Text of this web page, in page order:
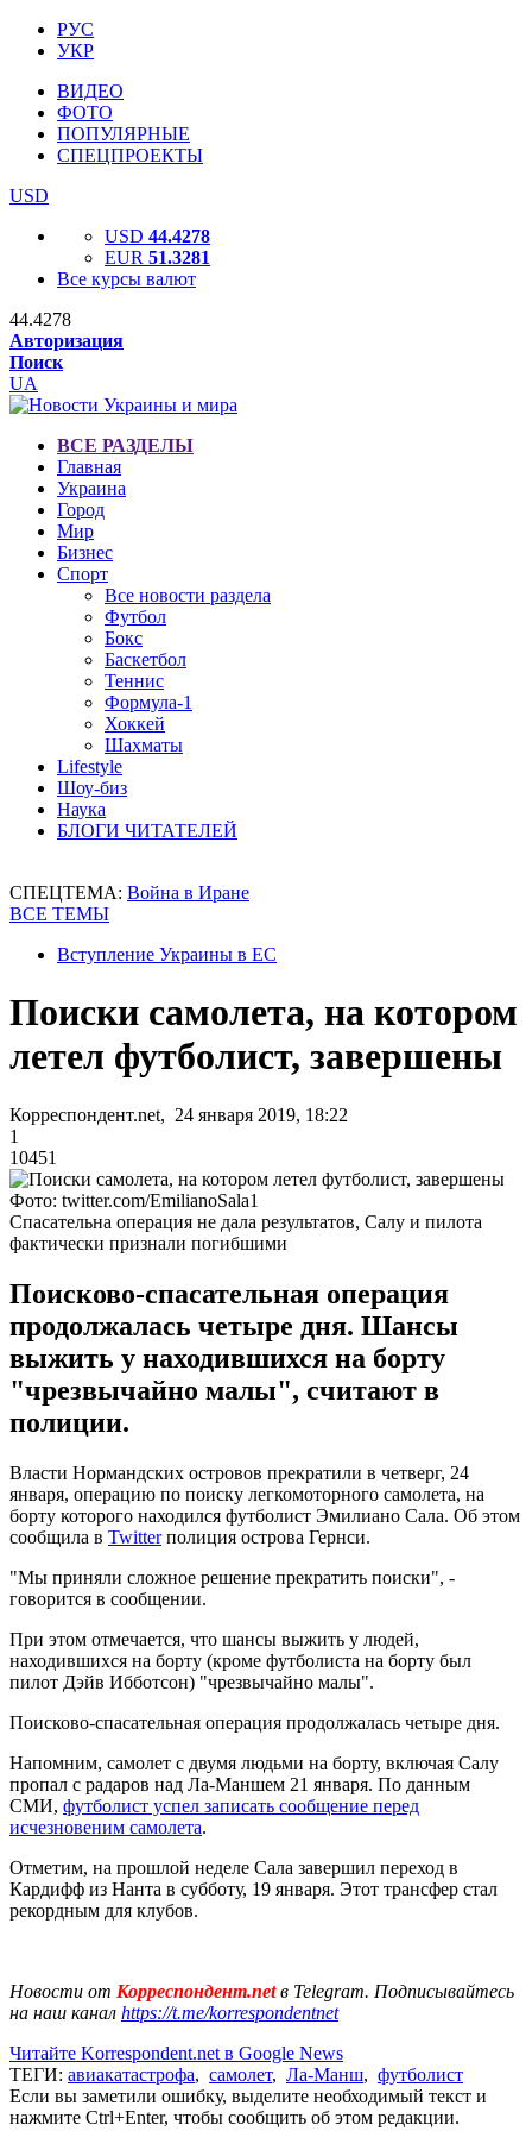
РУС
УКР
ВИДЕО
ФОТО
ПОПУЛЯРНЫЕ
СПЕЦПРОЕКТЫ
USD
USD 44.4278
EUR 51.3281
Все курсы валют
44.4278
Авторизация
Поиск
UA
ВСЕ РАЗДЕЛЫ
Главная
Украина
Город
Мир
Бизнес
Спорт
Все новости раздела
Футбол
Бокс
Баскетбол
Теннис
Формула-1
Хоккей
Шахматы
Lifestyle
Шоу-биз
Наука
БЛОГИ ЧИТАТЕЛЕЙ
СПЕЦТЕМА: Война в Иране
ВСЕ ТЕМЫ
Вступление Украины в ЕС
Поиски самолета, на котором
летел футболист, завершены
Корреспондент.net, 24 января 2019, 18:22
1
10451
Фото: twitter.com/EmilianoSala1
Спасательна операция не дала результатов, Салу и пилота
фактически признали погибшими
Поисково-спасательная операция
продолжалась четыре дня. Шансы
выжить у находившихся на борту
"чрезвычайно малы", считают в
полиции.
Власти Нормандских островов прекратили в четверг, 24
января, операцию по поиску легкомоторного самолета, на
борту которого находился футболист Эмилиано Сала. Об этом
сообщила в Twitterполиция острова Гернси.
"Мы приняли сложное решение прекратить поиски", -
говорится в сообщении.
При этом отмечается, что шансы выжить у людей,
находившихся на борту (кроме футболиста на борту был
пилот Дэйв Ибботсон) "чрезвычайно малы".
Поисково-спасательная операция продолжалась четыре дня.
Напомним, самолет с двумя людьми на борту, включая Салу
пропал с радаров над Ла-Маншем 21 января. По данным
СМИ, футболист успел записать сообщение перед
исчезновеним самолета.
Отметим, на прошлой неделе Сала завершил переход в
Кардифф из Нанта в субботу, 19 января. Этот трансфер стал
рекордным для клубов.
Новости от Корреспондент.netв Telegram. Подписывайтесь
на наш канал https://t.me/korrespondentnet
Читайте Korrespondent.net в Google News
ТЕГИ: авиакатастрофа, самолет, Ла-Манш, футболист
Если вы заметили ошибку, выделите необходимый текст и
нажмите Ctrl+Enter, чтобы сообщить об этом редакции.